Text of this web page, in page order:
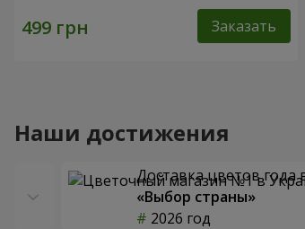
Заказать
Наши достижения
Доставка цветов года
«Выбор страны»
2026 год